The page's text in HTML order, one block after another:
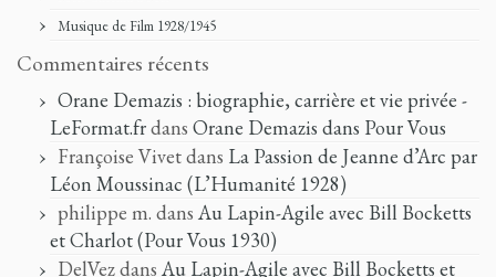
Musique de Film 1928/1945
Commentaires récents
Orane Demazis : biographie, carrière et vie privée -
LeFormat.frdans Orane Demazis dans Pour Vous
Françoise Vivetdans La Passion de Jeanne d’Arc par
Léon Moussinac (L’Humanité 1928)
philippe m. dans Au Lapin-Agile avec Bill Bocketts
et Charlot (Pour Vous 1930)
DelVezdans Au Lapin-Agile avec Bill Bocketts et